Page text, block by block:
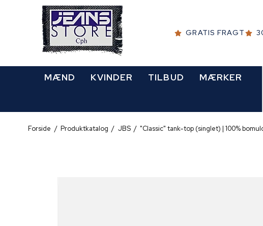
GRATIS FRAGT
MÆND KVINDER TILBUD MÆRKER
Forside / Produktkatalog / JBS / "Classic" tank-top (singlet) | 100%